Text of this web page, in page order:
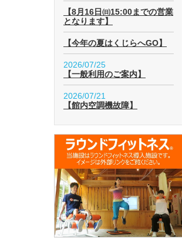
【8月16日㈰15:00までの営業
となります】
【今年の夏はくじらへGO】
2026/07/25
【一般利用のご案内】
2026/07/21
【館内空調機故障】